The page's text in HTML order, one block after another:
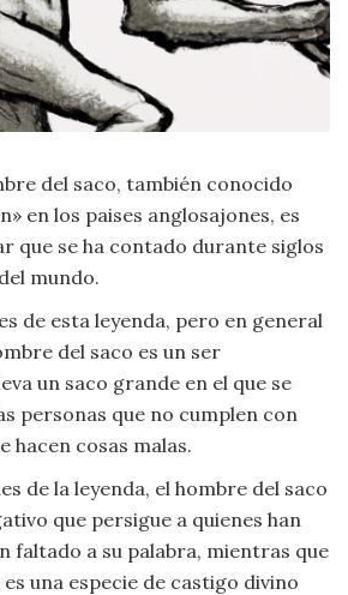
del saco, también conocido
en los paises anglosajones, es
que se ha contado durante siglos
mundo.
de esta leyenda, pero en general
del saco es un ser
un saco grande en el que se
personas que no cumplen con
hacen cosas malas.
de la leyenda, el hombre del saco
que persigue a quienes han
faltado a su palabra, mientras que
una especie de castigo divino